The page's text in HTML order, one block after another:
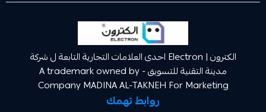
الكترون | Electron احدى العلامات التجارية التابعة ل شركة
مدينة التقنية للتسويق A trademark owned by -
Company MADINA AL-TAKNEH For
روابط تهمك